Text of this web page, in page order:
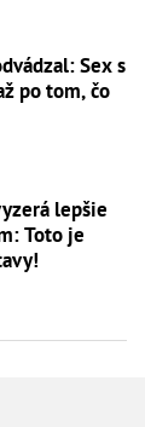
Sex s
po tom, čo
lepšie
Toto je